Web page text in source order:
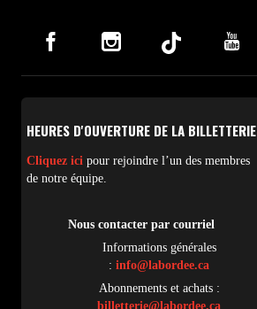
HEURES D'OUVERTURE DE LA BILLETTERIE
Cliquez ici pour rejoindre l’un des membres
de notre équipe.
Nous contacter par courriel
Informations générales
: info@labordee.ca
Abonnements et achats :
billetterie@labordee.ca